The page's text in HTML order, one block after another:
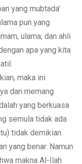
yang mubtada’
pun yang
ulama, dan ahli
apa yang kita
maka ini
dan memang
yang berkuasa
semula tidak ada
tidak demikian
yang benar. Namun
makna Al-Ilah